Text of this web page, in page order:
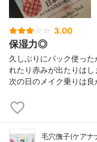
3.00
保湿力◎
久しぶりにパック使っ
れたり赤みが出たりは
次の日のメイク乗りは
毛穴撫子(ケアナ